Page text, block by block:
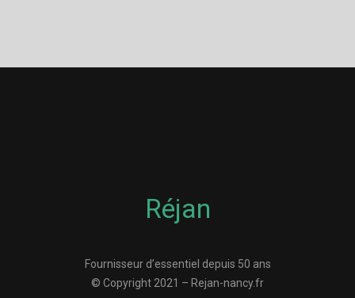
Réjan
Fournisseur d’essentiel depuis 50 ans
© Copyright 2021 – Rejan-nancy.fr